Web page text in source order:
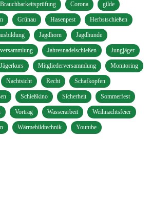
Brauchbarkeitsprüfung Corona gilde
Grünau Hasenpest Herbstschießen
Jagdhorn Jagdhunde
Jahresnadelschießen Jungjäger
Jägerkurs Mitgliederversammlung Monitoring
Nachtsicht Recht Schafkopfen
Schießkino Sicherheit Sommerfest
Vortrag Wasserarbeit Weihnachtsfeier
Wärmebildtechnik Youtube